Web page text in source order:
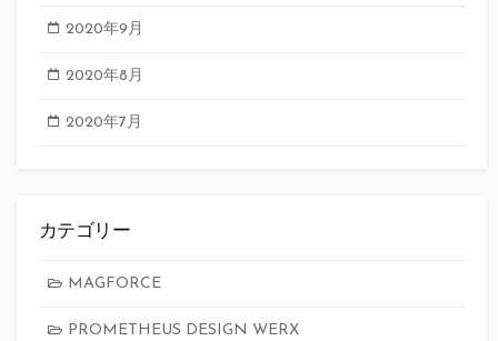
2020年9月
2020年8月
2020年7月
カテゴリー
MAGFORCE
PROMETHEUS DESIGN WERX